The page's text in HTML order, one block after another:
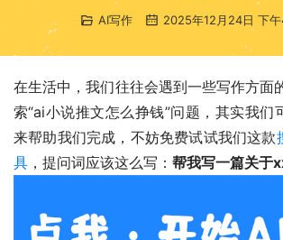
AI写作 2025年12月24日 下
在生活中，我们往往会遇到一些写作方面
索“ai小说推文怎么挣钱”问题，其实我们
来帮助我们完成，不妨免费试试我们这款
具 ，提问词应该这么写： 帮我写一篇关于